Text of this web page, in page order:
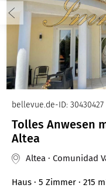
bellevue.de-ID: 30430427
Tolles Anwesen
Altea
Altea · Comunidad
Haus · 5 Zimmer · 215